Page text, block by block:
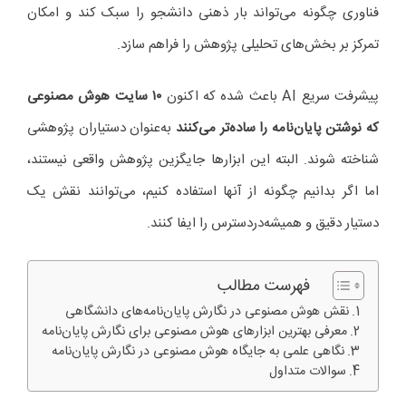
فناوری چگونه می‌تواند بار ذهنی دانشجو را سبک کند و امکان
تمرکز بر بخش‌های تحلیلی پژوهش را فراهم سازد.
پیشرفت سریع AI باعث شده که اکنون ۱۰ سایت هوش مصنوعی
که نوشتن پایان‌نامه را ساده‌تر می‌کنند به‌عنوان دستیاران پژوهشی
شناخته شوند. البته این ابزارها جایگزین پژوهش واقعی نیستند،
اما اگر بدانیم چگونه از آنها استفاده کنیم، می‌توانند نقش یک
دستیار دقیق و همیشه‌در‌دسترس را ایفا کنند.
فهرست مطالب
نقش هوش مصنوعی در نگارش پایان‌نامه‌های دانشگاهی
معرفی بهترین ابزارهای هوش مصنوعی برای نگارش پایان‌نامه
نگاهی علمی به جایگاه هوش مصنوعی در نگارش پایان‌نامه
سوالات متداول